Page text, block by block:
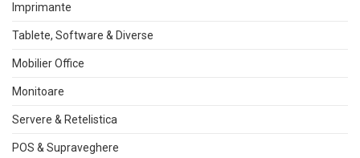
Imprimante
Tablete, Software & Diverse
Mobilier Office
Monitoare
Servere & Retelistica
POS & Supraveghere